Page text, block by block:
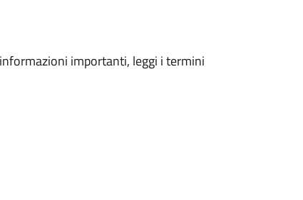
importanti, leggi i termini